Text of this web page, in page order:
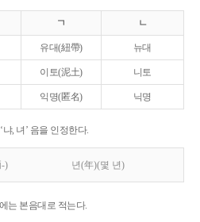
ㄱ ㄴ
유대(紐帶) 뉴대
이토(泥土) 니토
익명(匿名) 닉명
, 녀’ 음을 인정한다.
-) 년(年)(몇 년)
는 본음대로 적는다.